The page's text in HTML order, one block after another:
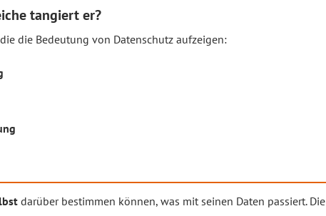
tangiert er?
die Bedeutung von Datenschutz aufzeigen:
darüber bestimmen können, was mit seinen Daten passiert. Die